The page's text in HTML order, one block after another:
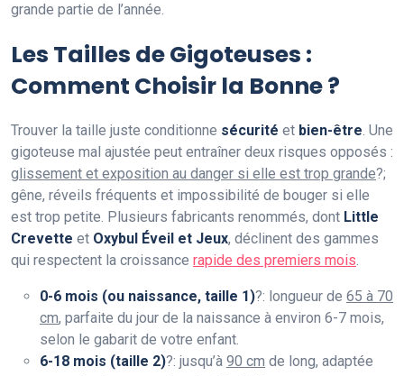
grande partie de l’année.
Les Tailles de Gigoteuses :
Comment Choisir la Bonne ?
Trouver la taille juste conditionne sécurité et bien-être. Une
gigoteuse mal ajustée peut entraîner deux risques opposés :
glissement et exposition au danger si elle est trop grande?;
gêne, réveils fréquents et impossibilité de bouger si elle
est trop petite. Plusieurs fabricants renommés, dont Little
Crevette et Oxybul Éveil et Jeux, déclinent des gammes
qui respectent la croissance rapide des premiers mois.
0-6 mois (ou naissance, taille 1)?: longueur de 65 à 70
cm, parfaite du jour de la naissance à environ 6-7 mois,
selon le gabarit de votre enfant.
6-18 mois (taille 2)?: jusqu’à 90 cm de long, adaptée